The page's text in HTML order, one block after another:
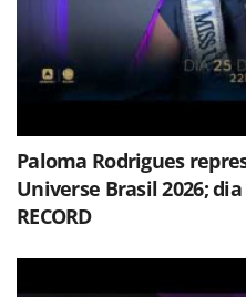
Paloma Rodrigues
Universe Brasil 2026;
RECORD